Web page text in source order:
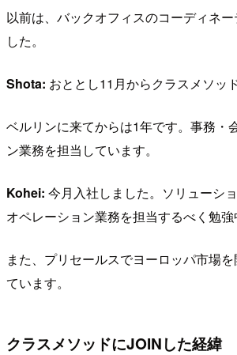
以前は、バックオフィスのコーディネ
した。
Shota: おととし11月からクラスメソッ
ベルリンに来てからは1年です。事務・
ン業務を担当しています。
Kohei: 今月入社しました。ソリューシ
オペレーション業務を担当するべく勉強
また、プリセールスでヨーロッパ市場
ています。
クラスメソッドにJOINした経緯